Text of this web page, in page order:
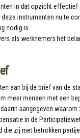
in dat opzicht effectief
deze instrumenten nu te
nodig is.
als werknemers het
aan bij de brief van de
meer mensen met een
aangegeven
in de
die zij met betrokken